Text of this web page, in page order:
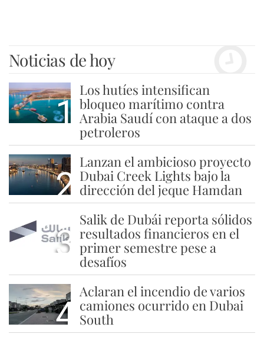
Noticias de hoy
1
Los hutíes intensifican
bloqueo marítimo contra
Arabia Saudí con ataque a dos
petroleros
2
Lanzan el ambicioso proyecto
Dubai Creek Lights bajo la
dirección del jeque Hamdan
3
Salik de Dubái reporta sólidos
resultados financieros en el
primer semestre pese a
desafíos
4
Aclaran el incendio de varios
camiones ocurrido en Dubai
South